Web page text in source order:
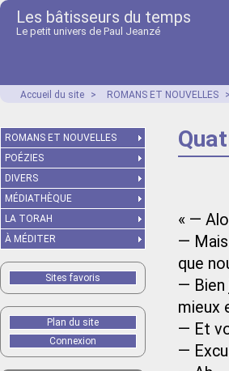
Les bâtisseurs du temps
Le petit univers de Paul Jeanzé
Accueil du site > ROMANS ET NOUVELLES >
« —
—
que
— Bien
mieux
— Et
—
ROMANS ET NOUVELLES
POÉZIES
DIVERS
MÉDIATHÈQUE
LA TORAH
À MÉDITER
Sites favoris
Plan du site
Connexion